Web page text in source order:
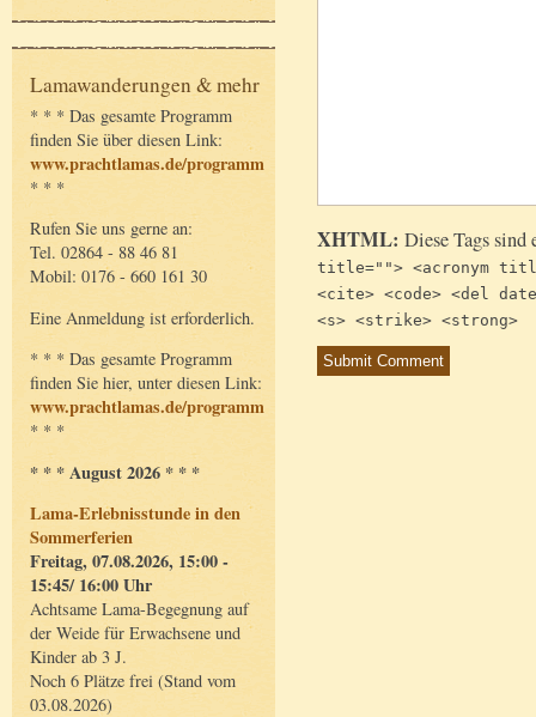
Lamawanderungen & mehr
* * * Das gesamte Programm
finden Sie über diesen Link:
www.prachtlamas.de/programm
* * *
Rufen Sie uns gerne an:
Tel. 02864 - 88 46 81
Mobil: 0176 - 660 161 30
Eine Anmeldung ist erforderlich.
* * * Das gesamte Programm
finden Sie hier, unter diesen Link:
www.prachtlamas.de/programm
* * *
* * * August 2026 * * *
Lama-Erlebnisstunde in den
Sommerferien
Freitag, 07.08.2026, 15:00 -
15:45/ 16:00 Uhr
Achtsame Lama-Begegnung auf
der Weide für Erwachsene und
Kinder ab 3 J.
Noch 6 Plätze frei (Stand vom
03.08.2026)
XHTML: Diese Tags
title=""> <acronym
<cite> <code> <del
<s> <strike> <strong>